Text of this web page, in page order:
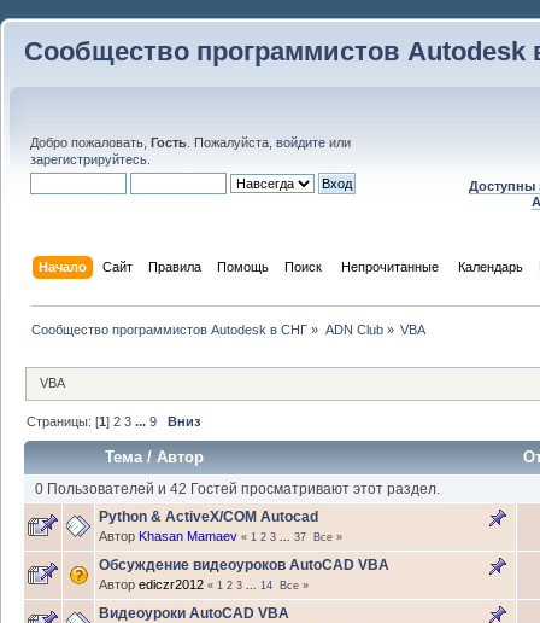
Сообщество программистов Autodesk
Добро пожаловать, Гость . Пожалуйста, войдите или
зарегистрируйтесь
Доступны
Начало Сайт Правила Помощь Поиск Непрочитанные Календарь
Сообщество программистов Autodesk в СНГ » ADN Club» VBA
VBA
Страницы: [1]2 3 ...9 Вниз
Тема /Автор
0 Пользователей и 42 Гостей просматривают этот раздел.
Python & ActiveX/COM Autocad
Автор Khasan Mamaev « 1 2 3 37 Все »
Обсуждение видеоуроков AutoCAD VBA
Автор ediczr2012 « 1 2 3 14 Все »
Видеоуроки AutoCAD VBA